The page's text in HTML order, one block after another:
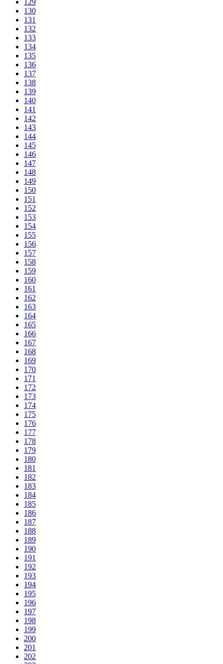
129
130
131
132
133
134
135
136
137
138
139
140
141
142
143
144
145
146
147
148
149
150
151
152
153
154
155
156
157
158
159
160
161
162
163
164
165
166
167
168
169
170
171
172
173
174
175
176
177
178
179
180
181
182
183
184
185
186
187
188
189
190
191
192
193
194
195
196
197
198
199
200
201
202